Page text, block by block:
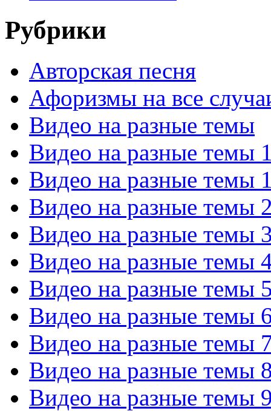
Рубрики
Авторская песня
Афоризмы на все
Видео на разные темы
Видео на разные темы
Видео на разные темы
Видео на разные темы
Видео на разные темы
Видео на разные темы
Видео на разные темы
Видео на разные темы
Видео на разные темы
Видео на разные темы
Видео на разные темы